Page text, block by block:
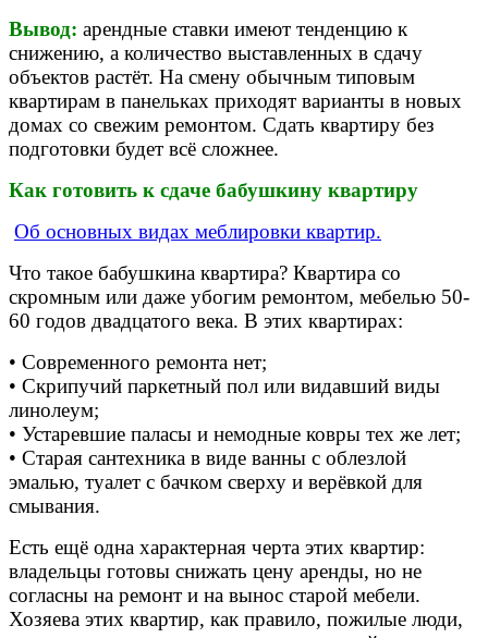
Вывод: арендные ставки имеют тенденцию к
снижению, а количество выставленных в сдачу
объектов растёт. На смену обычным типовым
квартирам в панельках приходят варианты в новых
домах со свежим ремонтом. Сдать квартиру без
подготовки будет всё сложнее.
Как готовить к сдаче бабушкину квартиру
Об основных видах меблировки квартир.
Что такое бабушкина квартира? Квартира со
скромным или даже убогим ремонтом, мебелью 50-
60 годов двадцатого века. В этих квартирах:
• Современного ремонта нет;
• Скрипучий паркетный пол или видавший виды
линолеум;
• Устаревшие паласы и немодные ковры тех же лет;
• Старая сантехника в виде ванны с облезлой
эмалью, туалет с бачком сверху и верёвкой для
смывания.
Есть ещё одна характерная черта этих квартир:
владельцы готовы снижать цену аренды, но не
согласны на ремонт и на вынос старой мебели.
Хозяева этих квартир, как правило, пожилые люди,